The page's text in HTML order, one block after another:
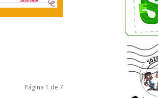
Página 1 de 7